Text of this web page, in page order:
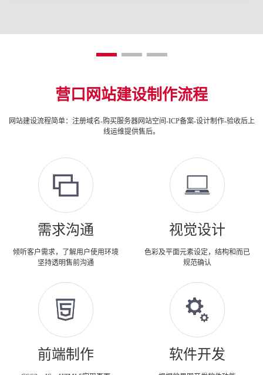
营口网站建设制作流程
网站建设流程简单：注册域名-购买服务器网站空间-ICP备案-设计制作-验收后上
线运维提供售后。
需求沟通
倾听客户需求，了解用户使用环境
坚持透明售前沟通
视觉设计
色彩及平面元素设定，结构和而已
规范确认
前端制作 软件开发